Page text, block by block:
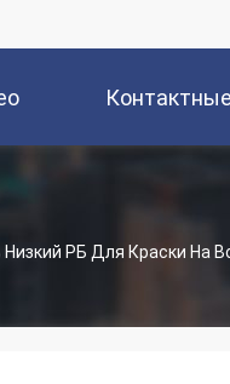
Контактные
РБ Для Краски На